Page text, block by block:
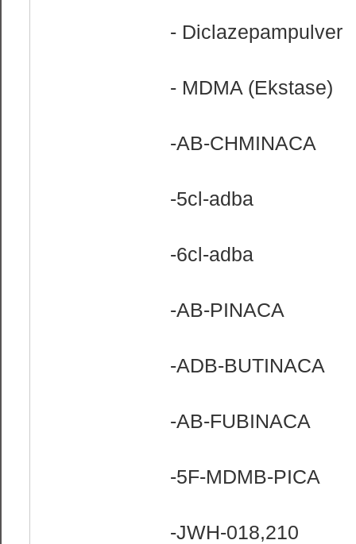
- Diclazepampulver
- MDMA (Ekstase)
-AB-CHMINACA
-5cl-adba
-6cl-adba
-AB-PINACA
-ADB-BUTINACA
-AB-FUBINACA
-5F-MDMB-PICA
-JWH-018,210